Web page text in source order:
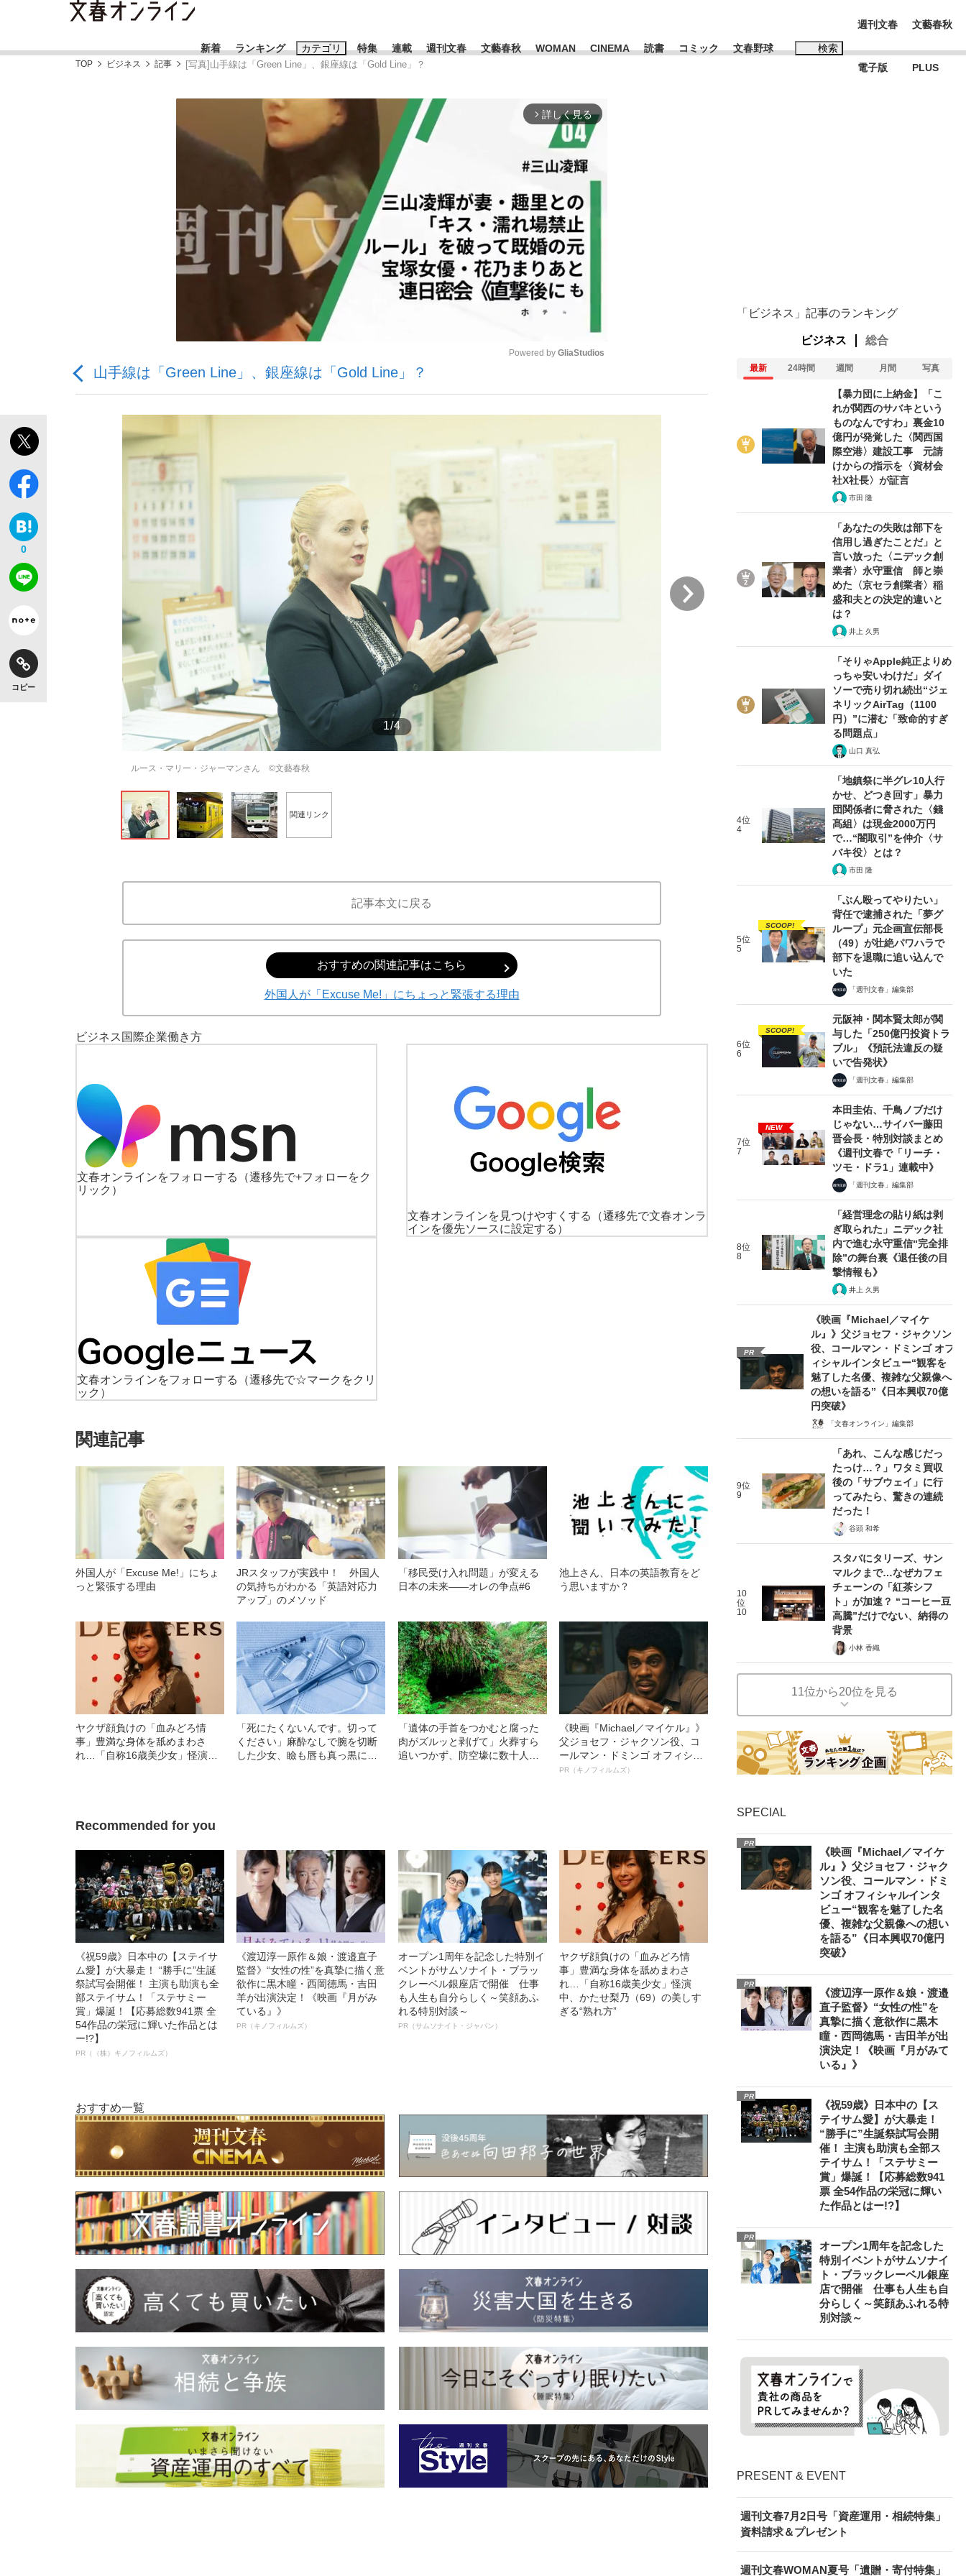
新着 ランキング カテゴリ
「90%は失敗する。でも…」本田圭佑が初めて明かした日本代表監督に... 「最悪の空気のまま解散」WBC日本代表“敗戦”の真実 選手が明かす...
「敗因分析は一切聞かれなかった」侍ジャパン選手が証言した“NPB聞... 「クマが悪者扱いされているのが悲しい」『北の国から』倉本聰氏（91...
「目標達成できなかったからと言って…」サッカー日本代表・森保一監督...
もっと見る
特集
終戦から81年
観る将棋、読む将棋
キングの誕生を、目撃せよ。
いまさら聞けない資産運用のすべて
連載 週刊文春 文藝春秋 WOMAN CINEMA 読書 コミック 文春野球 検索
おすすめのキーワードタグ一覧
#藤田晋 #三山凌輝 #高市早苗 #森岡毅 #城彰二
#玉木雄一郎
#亀和田武
週刊文春
電子版
文藝春秋
PLUS
TOP ビジネス 記事 [写真]山手線は「Green Line」、銀座線は「Gold Line」？
arrow_forward_ios 詳しく見る
Mute
Powered by GliaStudios
山手線は「Green Line」、銀座線は「Gold Line」？
0
コピー
1/4
ルース・マリー・ジャーマンさん ©文藝春秋
2/4
関連リンク
記事本文に戻る
おすすめの関連記事はこちら
外国人が「Excuse Me!」にちょっと緊張する理由
ビジネス 国際企業働き方
文春オンラインをフォローする
（遷移先で+フォローをク
リック）
文春オンラインを見つけやすくする
（遷移先で文春オンラ
インを優先ソースに設定する）
文春オンラインをフォローする
（遷移先で☆マークをクリ
ック）
関連記事
外国人が「Excuse Me!」にちょ
っと緊張する理由
JRスタッフが実践中！ 外国人
の気持ちがわかる「英語対応力
アップ」のメソッド
「移民受け入れ問題」が変える
日本の未来――オレの争点#6
池上さん、日本の英語教育をど
う思いますか？
ヤクザ顔負けの「血みどろ情
事」豊満な身体を舐めまわさ
れ…「自称16歳美少女」怪演
「死にたくないんです。切って
ください」麻酔なしで腕を切断
した少女、瞼も唇も真っ黒に腫
「遺体の手首をつかむと腐った
肉がズルッと剥げて」火葬すら
追いつかず、防空壕に数十人
《映画『Michael／マイケル』》
父ジョセフ・ジャクソン役、コ
ールマン・ドミンゴ オフィシャ
ルインタビュー“観客を魅了した
PR（キノフィルムズ）
Recommended for you
《祝59歳》日本中の【ステイサ
ム愛】が大暴走！ “勝手に”生誕
祭試写会開催！ 主演も助演も全
部ステイサム！「ステサミー
賞」爆誕！【応募総数941票 全
54作品の栄冠に輝いた作品とは
ー!?】
PR（（株）キノフィルムズ）
《渡辺淳一原作＆娘・渡邉直子
監督》“女性の性”を真摯に描く意
欲作に黒木瞳・西岡德馬・吉田
羊が出演決定！《映画『月がみ
ている』》
PR（キノフィルムズ）
オープン1周年を記念した特別イ
ベントがサムソナイト・ブラッ
クレーベル銀座店で開催 仕事
も人生も自分らしく～笑顔あふ
れる特別対談～
PR（サムソナイト・ジャパン）
ヤクザ顔負けの「血みどろ情
事」豊満な身体を舐めまわさ
れ…「自称16歳美少女」怪演
中、かたせ梨乃（69）の美しす
ぎる“熟れ方”
おすすめ一覧
「ビジネス」記事のランキング
ビジネス 総合
最新 24時間 週間 月間 写真
【暴力団に上納金】「こ
れが関西のサバキという
ものなんですわ」裏金10
億円が発覚した〈関西国
際空港〉建設工事 元請
けからの指示を〈資材会
社X社長〉が証言
市田 隆
「あなたの失敗は部下を
信用し過ぎたことだ」と
言い放った〈ニデック創
業者〉永守重信 師と崇
めた〈京セラ創業者〉稲
盛和夫との決定的違いと
は？
井上 久男
「そりゃApple純正よりめ
っちゃ安いわけだ」ダイ
ソーで売り切れ続出“ジェ
ネリックAirTag（1100
円）”に潜む「致命的すぎ
る問題点」
山口 真弘
4位
4
「地鎮祭に半グレ10人行
かせ、どつき回す」暴力
団関係者に脅された〈錢
髙組〉は現金2000万円
で…“闇取引”を仲介〈サ
バキ役〉とは？
市田 隆
5位
5
SCOOP!
「ぶん殴ってやりたい」
背任で逮捕された「夢グ
ループ」元企画宣伝部長
（49）が壮絶パワハラで
部下を退職に追い込んで
いた
「週刊文春」編集部
6位
6
SCOOP!
元阪神・関本賢太郎が関
与した「250億円投資トラ
ブル」《預託法違反の疑
いで告発状》
「週刊文春」編集部
7位
7
NEW
本田圭佑、千鳥ノブだけ
じゃない…サイバー藤田
晋会長・特別対談まとめ
《週刊文春で「リーチ・
ツモ・ドラ1」連載中》
「週刊文春」編集部
8位
8
「経営理念の貼り紙は剥
ぎ取られた」ニデック社
内で進む永守重信“完全排
除”の舞台裏《退任後の目
撃情報も》
井上 久男
PR
《映画『Michael／マイケ
ル』》父ジョセフ・ジャクソン
役、コールマン・ドミンゴ オフ
ィシャルインタビュー“観客を
魅了した名優、複雑な父親像へ
の想いを語る”《日本興収70億
円突破》
「文春オンライン」編集部
9位
9
「あれ、こんな感じだっ
たっけ…？」ワタミ買収
後の「サブウェイ」に行
ってみたら、驚きの連続
だった！
谷頭 和希
10
位
10
スタバにタリーズ、サン
マルクまで…なぜカフェ
チェーンの「紅茶シフ
ト」が加速？ “コーヒー豆
高騰”だけでない、納得の
背景
小林 香織
11位から20位を見る
SPECIAL
PR
《映画『Michael／マイケ
ル』》父ジョセフ・ジャク
ソン役、コールマン・ドミ
ンゴ オフィシャルインタ
ビュー“観客を魅了した名
優、複雑な父親像への想い
を語る”《日本興収70億円
突破》
PR
《渡辺淳一原作＆娘・渡邉
直子監督》“女性の性”を
真摯に描く意欲作に黒木
瞳・西岡德馬・吉田羊が出
演決定！《映画『月がみて
いる』》
PR
《祝59歳》日本中の【ス
テイサム愛】が大暴走！
“勝手に”生誕祭試写会開
催！ 主演も助演も全部ス
テイサム！「ステサミー
賞」爆誕！【応募総数941
票 全54作品の栄冠に輝い
た作品とはー!?】
PR
オープン1周年を記念した
特別イベントがサムソナイ
ト・ブラックレーベル銀座
店で開催 仕事も人生も自
分らしく～笑顔あふれる特
別対談～
PRESENT & EVENT
週刊文春7月2日号「資産運用・相続特集」
資料請求＆プレゼント
週刊文春WOMAN夏号「遺贈・寄付特集」